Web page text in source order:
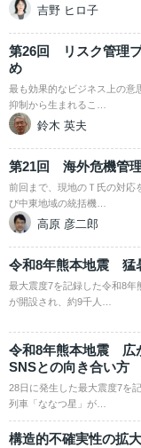
吉野 ヒロ子
第26回 リスク管理
め
最も効果的なビジネス上の意
抑制から生まれるこ…
鈴木 英夫
第21回 海外危機管理
前回まで、現地のＴ氏の対応
び中東地域の統括機…
高原 彦二郎
令和8年熊本地震 猛
最大震度7を記録した令和8年
が開設され、約9千人…
令和8年熊本地震 広
SNSとの向き合い方
28日に発生した最大震度7を
列車「ななつ星」が…
構造的不確実性の拡